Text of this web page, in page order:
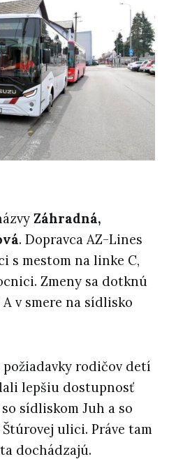
Záhradná,
. Dopravca AZ-Lines
s mestom na linke C,
Zmeny sa dotknú
v smere na sídlisko
rodičov detí
lepšiu dostupnosť
sídliskom Juh a so
ulici. Práve tam
dochádzajú.